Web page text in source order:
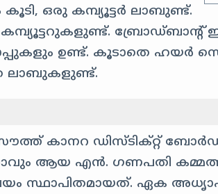
ഒരു കമ്പ്യൂട്ടർ ലാബുണ്ട്.
ബ്രോഡ്ബാന്റ്
ഉണ്ട്. കൂടാതെ ഹയർ
ലാബുകളുണ്ട്.
സൗത്ത് കാനറ ഡിസ്ടിക്റ്റ്
ആയ എൻ. ഗണപതി
സ്ഥാപിതമായത്. ഏക